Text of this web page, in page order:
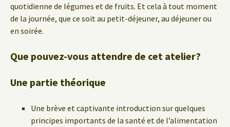
quotidienne de légumes et de fruits. Et cela à tout moment
de la journée, que ce soit au petit-déjeuner, au déjeuner ou
en soirée.
Que pouvez-vous attendre de cet atelier?
Une partie théorique
Une brève et captivante introduction sur quelques
principes importants de la santé et de l’alimentation